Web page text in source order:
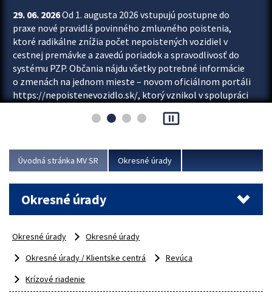
29. 06. 2026Od 1. augusta 2026 vstupujú postupne do
praxe nové pravidlá povinného zmluvného poistenia,
ktoré radikálne znížia počet nepoistených vozidiel v
cestnej premávke a zavedú poriadok a spravodlivosť do
systému PZP. Občania nájdu všetky potrebné informácie
o zmenách na jednom mieste – novom oficiálnom portáli
https://nepoistenevozidlo.sk/, ktorý vznikol v spolupráci
asociácie poisťovní (SLASPO) a Ministerstva vnútra SR.
Viac
pause_presentation
Úvodná stránka MV SR Okresné úrady
Okresné úrady
Okresné úrady
Okresné úrady
Okresné úrady / Klientske centrá
Revúca
Krízové riadenie